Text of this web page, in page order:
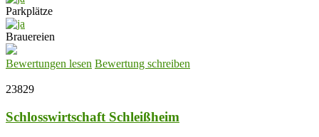
Parkplätze
Brauereien
Bewertungen lesen Bewertung schreiben
23829
Schlosswirtschaft Schleißheim